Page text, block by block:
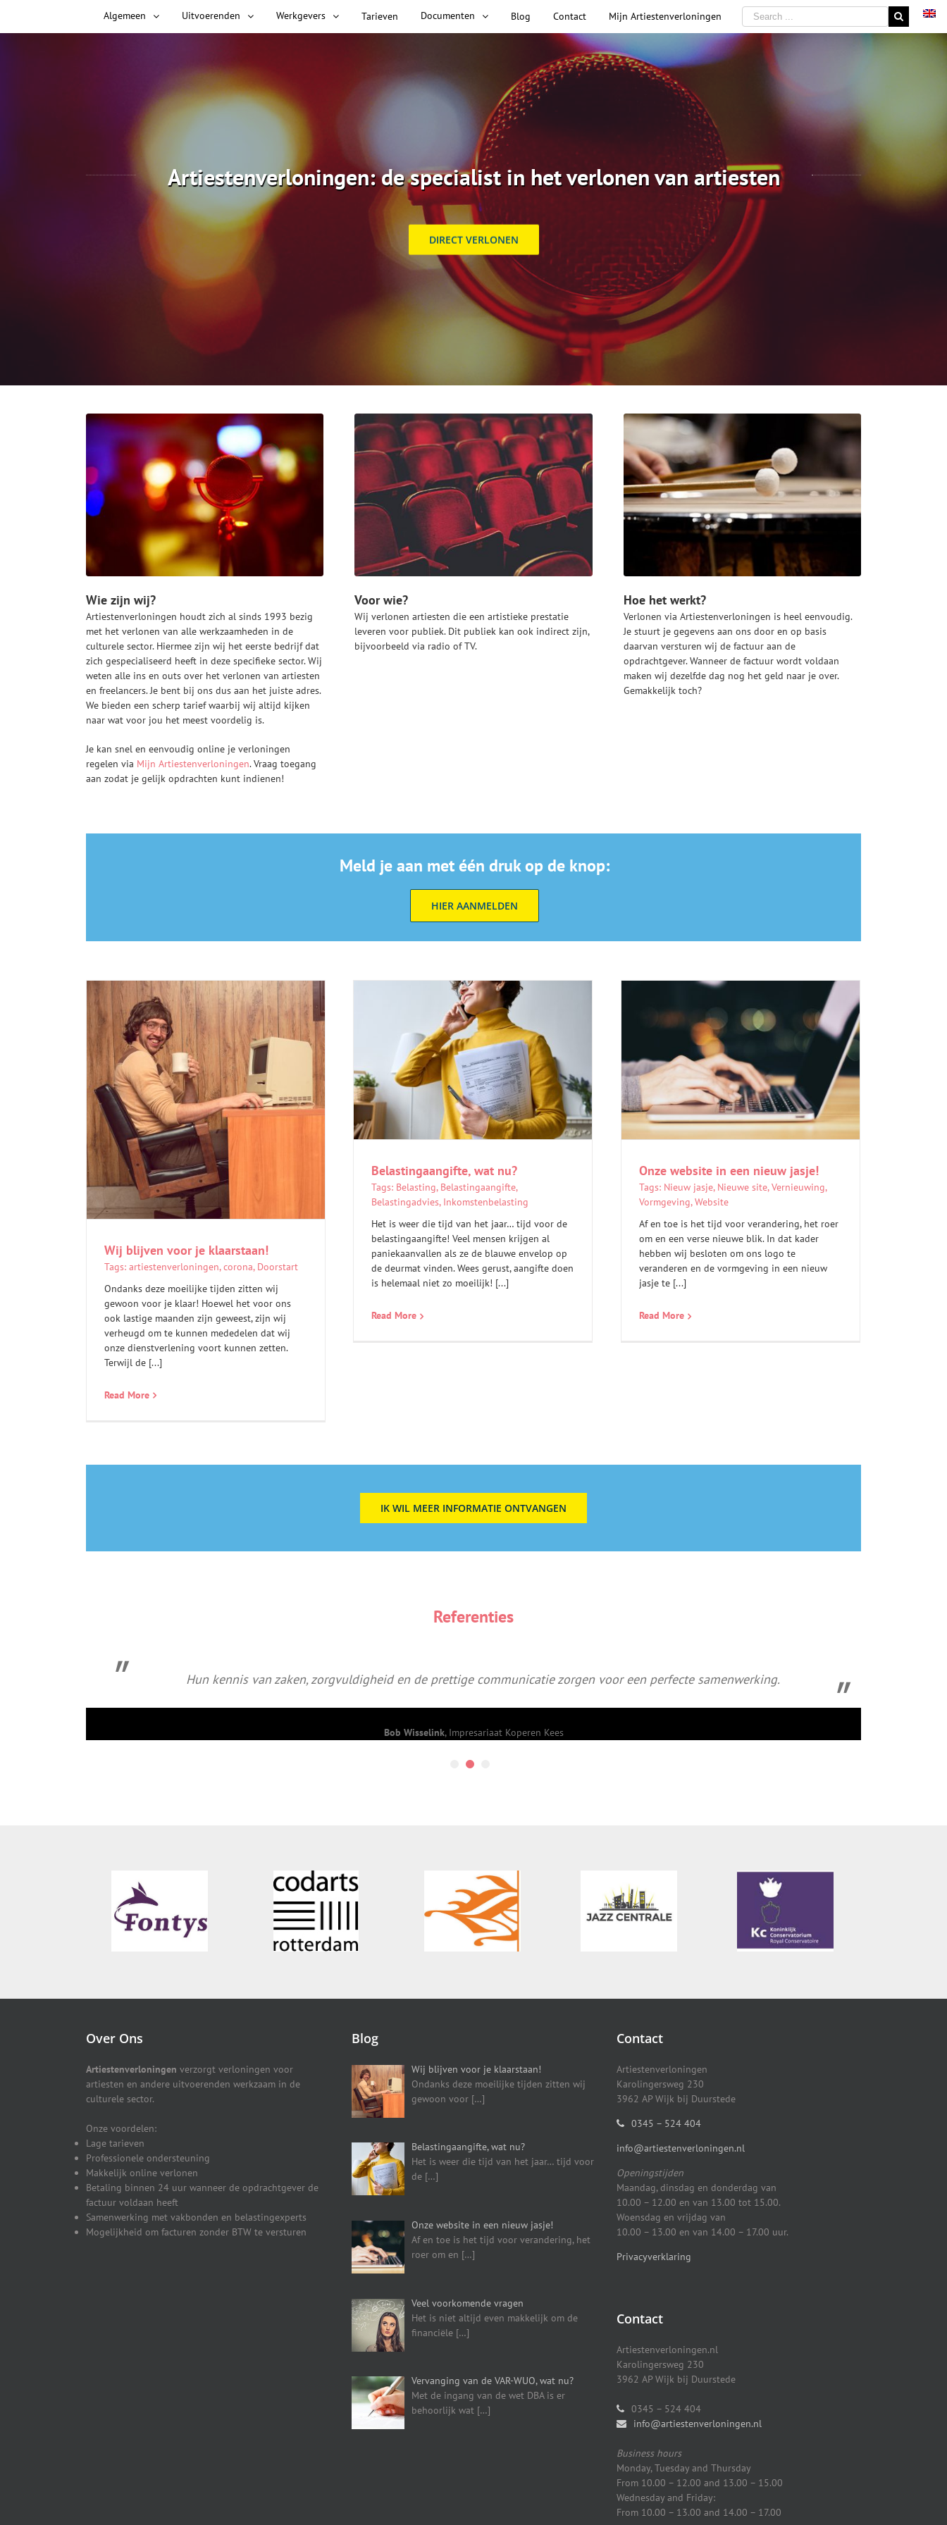
Algemeen Uitvoerenden Werkgevers Tarieven Documenten Blog Contact Mijn Artiestenverloningen
Artiestenverloningen: de specialist in het verlonen van artiesten
DIRECT VERLONEN
Wie zijn wij?
Artiestenverloningen houdt zich al sinds 1993 bezig
met het verlonen van alle werkzaamheden in de
culturele sector. Hiermee zijn wij het eerste bedrijf dat
zich gespecialiseerd heeft in deze specifieke sector. Wij
weten alle ins en outs over het verlonen van artiesten
en freelancers. Je bent bij ons dus aan het juiste adres.
We bieden een scherp tarief waarbij wij altijd kijken
naar wat voor jou het meest voordelig is.
Je kan snel en eenvoudig online je verloningen
regelen via Mijn Artiestenverloningen. Vraag toegang
aan zodat je gelijk opdrachten kunt indienen!
Voor wie?
Wij verlonen artiesten die een artistieke prestatie
leveren voor publiek. Dit publiek kan ook indirect zijn,
bijvoorbeeld via radio of TV.
Hoe het werkt?
Verlonen via Artiestenverloningen is heel eenvoudig.
Je stuurt je gegevens aan ons door en op basis
daarvan versturen wij de factuur aan de
opdrachtgever. Wanneer de factuur wordt voldaan
maken wij dezelfde dag nog het geld naar je over.
Gemakkelijk toch?
Meld je aan met één druk op de knop:
HIER AANMELDEN
Wij blijven voor je klaarstaan!
Tags: artiestenverloningen,corona, Doorstart
Ondanks deze moeilijke tijden zitten wij
gewoon voor je klaar! Hoewel het voor ons
ook lastige maanden zijn geweest, zijn wij
verheugd om te kunnen mededelen dat wij
onze dienstverlening voort kunnen zetten.
Terwijl de [...]
Read More
Belastingaangifte, wat nu?
Tags: Belasting, Belastingaangifte,
Belastingadvies, Inkomstenbelasting
Het is weer die tijd van het jaar… tijd voor de
belastingaangifte! Veel mensen krijgen al
paniekaanvallen als ze de blauwe envelop op
de deurmat vinden. Wees gerust, aangifte doen
is helemaal niet zo moeilijk! [...]
Read More
Onze website in een nieuw jasje!
Tags: Nieuw jasje, Nieuwe site,Vernieuwing,
Vormgeving,Website
Af en toe is het tijd voor verandering, het roer
om en een verse nieuwe blik. In dat kader
hebben wij besloten om ons logo te
veranderen en de vormgeving in een nieuw
jasje te [...]
Read More
IK WIL MEER INFORMATIE ONTVANGEN
Referenties
Hun kennis van zaken, zorgvuldigheid en de prettige communicatie zorgen voor een perfecte samenwerking.
Bob Wisselink, Impresariaat Koperen Kees
Over Ons
Artiestenverloningen verzorgt verloningen voor
artiesten en andere uitvoerenden werkzaam in de
culturele sector.
Onze voordelen:
Lage tarieven
Professionele ondersteuning
Makkelijk online verlonen
Betaling binnen 24 uur wanneer de opdrachtgever de
factuur voldaan heeft
Samenwerking met vakbonden en belastingexperts
Mogelijkheid om facturen zonder BTW te versturen
Blog
Wij blijven voor je klaarstaan!
Ondanks deze moeilijke tijden zitten wij
gewoon voor […]
Belastingaangifte, wat nu?
Het is weer die tijd van het jaar… tijd voor
de […]
Onze website in een nieuw jasje!
Af en toe is het tijd voor verandering, het
roer om en […]
Veel voorkomende vragen
Het is niet altijd even makkelijk om de
financiële […]
Vervanging van de VAR-WUO, wat nu?
Met de ingang van de wet DBA is er
behoorlijk wat […]
Contact
Artiestenverloningen
Karolingersweg 230
3962 AP Wijk bij Duurstede
0345 – 524 404
info@artiestenverloningen.nl
Openingstijden
Maandag, dinsdag en donderdag van
10.00 – 12.00 en van 13.00 tot 15.00.
Woensdag en vrijdag van
10.00 – 13.00 en van 14.00 – 17.00 uur.
Privacyverklaring
Contact
Artiestenverloningen.nl
Karolingersweg 230
3962 AP Wijk bij Duurstede
0345 – 524 404
info@artiestenverloningen.nl
Business hours
Monday, Tuesday and Thursday
From 10.00 – 12.00 and 13.00 – 15.00
Wednesday and Friday:
From 10.00 – 13.00 and 14.00 – 17.00